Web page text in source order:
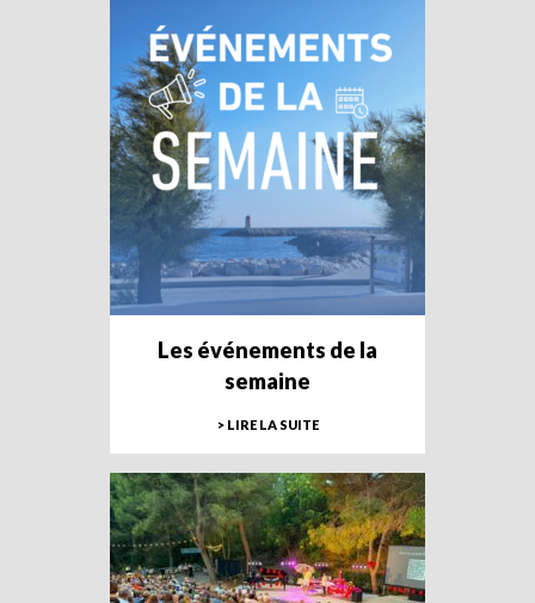
Les événements de la
semaine
> LIRE LA SUITE